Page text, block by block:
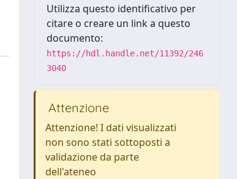
Utilizza questo identificativo per
citare o creare un link a questo
documento:
https://hdl.handle.net/11392/246
3040
Attenzione
Attenzione! I dati visualizzati
non sono stati sottoposti a
validazione da parte
dell'ateneo